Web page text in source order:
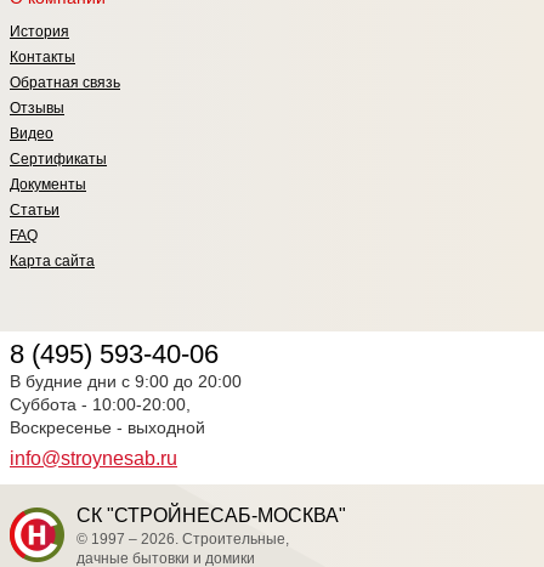
История
Контакты
Обратная связь
Отзывы
Видео
Сертификаты
Документы
Статьи
FAQ
Карта сайта
8 (495) 593-40-06
В будние дни с 9:00 до 20:00
Суббота - 10:00-20:00,
Воскресенье - выходной
info@stroynesab.ru
СК "СТРОЙНЕСАБ-МОСКВА"
© 1997 – 2026. Строительные,
дачные бытовки и домики